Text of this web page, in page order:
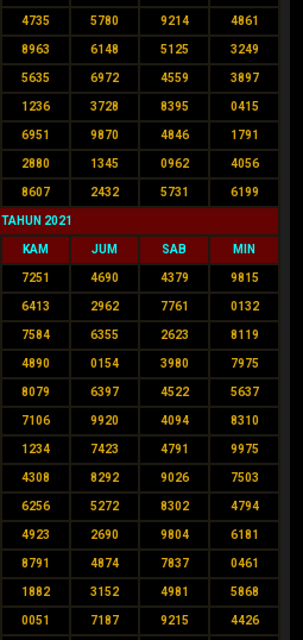
4735 5780 9214 4861
8963 6148 5125 3249
5635 6972 4559 3897
1236 3728 8395 0415
6951 9870 4846 1791
2880 1345 0962 4056
8607 2432 5731 6199
TAHUN 2021
KAM JUM SAB MIN
7251 4690 4379 9815
6413 2962 7761 0132
7584 6355 2623 8119
4890 0154 3980 7975
8079 6397 4522 5637
7106 9920 4094 8310
1234 7423 4791 9975
4308 8292 9026 7503
6256 5272 8302 4794
4923 2690 9804 6181
8791 4874 7837 0461
1882 3152 4981 5868
0051 7187 9215 4426